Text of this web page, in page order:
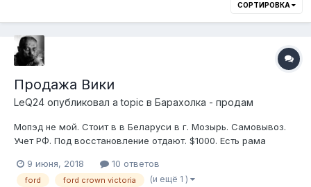
СОРТИРОВКА
Продажа Вики
LeQ24 опубликовал a topic в Барахолка - продам
Мопэд не мой. Стоит в в Беларуси в г. Мозырь. Самовывоз.
Учет РФ. Под восстановление отдают. $1000. Есть рама
9 июня, 2018
10 ответов
ford ford crown victoria (и ещё 1 )